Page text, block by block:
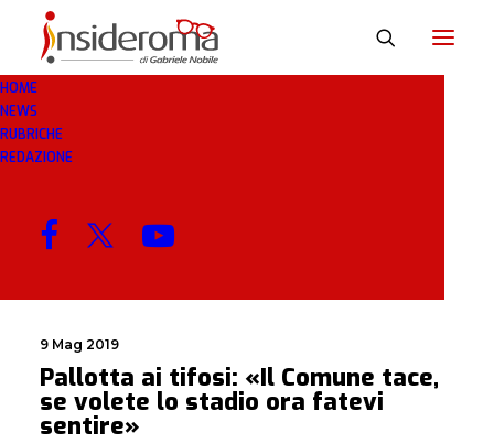
HOME
NEWS
RUBRICHE
REDAZIONE
VOLETE
MENU
9 Mag 2019
Pallotta ai tifosi: «Il Comune tace,
se volete lo stadio ora fatevi
sentire»